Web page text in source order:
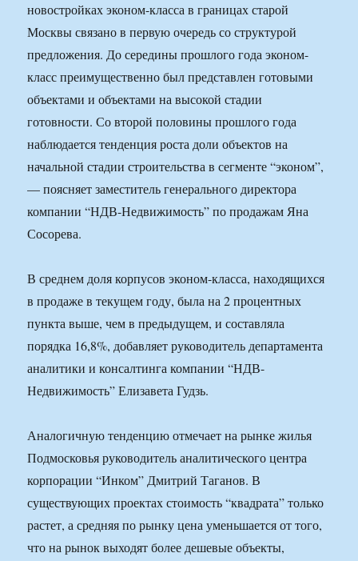
новостройках эконом-класса в границах старой
Москвы связано в первую очередь со структурой
предложения. До середины прошлого года эконом-
класс преимущественно был представлен готовыми
объектами и объектами на высокой стадии
готовности. Со второй половины прошлого года
наблюдается тенденция роста доли объектов на
начальной стадии строительства в сегменте “эконом”,
— поясняет заместитель генерального директора
компании “НДВ-Недвижимость” по продажам Яна
Сосорева.
В среднем доля корпусов эконом-класса, находящихся
в продаже в текущем году, была на 2 процентных
пункта выше, чем в предыдущем, и составляла
порядка 16,8%, добавляет руководитель департамента
аналитики и консалтинга компании “НДВ-
Недвижимость” Елизавета Гудзь.
Аналогичную тенденцию отмечает на рынке жилья
Подмосковья руководитель аналитического центра
корпорации “Инком” Дмитрий Таганов. В
существующих проектах стоимость “квадрата” только
растет, а средняя по рынку цена уменьшается от того,
что на рынок выходят более дешевые объекты,